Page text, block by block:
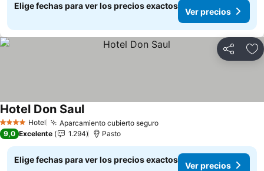
Elige fechas para ver los precios exactos
Ver precios
Compartir
4 EstrellasHotel Aparcamiento cubierto seguroVer precios
Hotel Don SaulVer precios
9,0 Excelente 1.294 Pasto
Elige fechas para ver los precios exactos
Ver precios